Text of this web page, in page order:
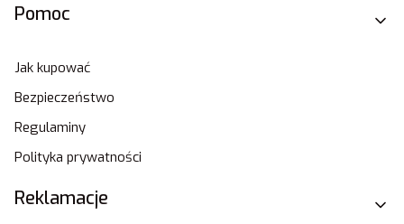
Pomoc
Jak kupować
Bezpieczeństwo
Regulaminy
Polityka prywatności
Reklamacje